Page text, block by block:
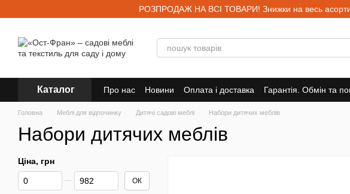
РОЗПРОДАЖ НА ВСІ ТОВАРИ! Знижки на весь
Каталог Про нас Новини Оплата і доставка Гарантія. Обмін та
Договір публічної оферти
Головна Меблі для відпочинку Дитячі садові меблі Набори дитячих меблів
Набори дитячих меблів
Ціна, грн
Від Ціна, грн
До Ціна, грн ОК